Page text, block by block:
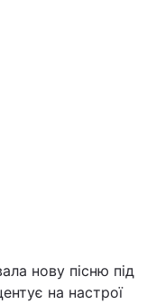
нову пісню під
на настрої